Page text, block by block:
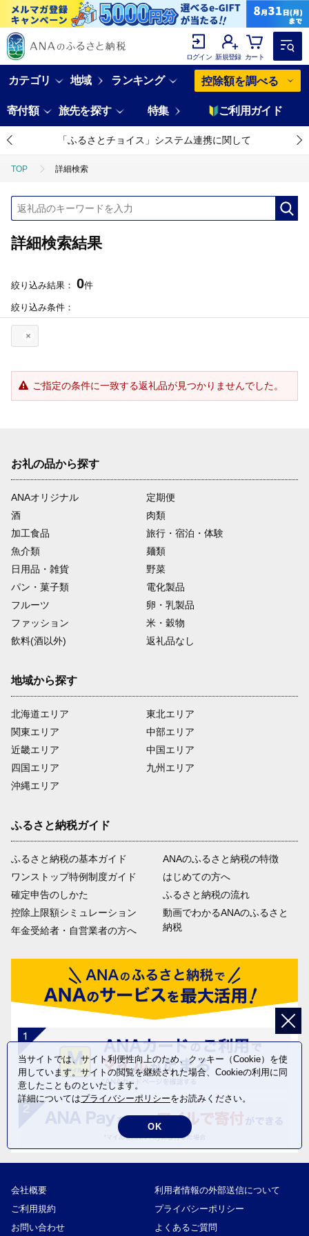
ログイン 新規登録 カート
カテゴリ 地域 ランキング 控除額を調べる
寄付額 旅先を探す 特集 ご利用ガイド
「ふるさとチョイス」システム連携に関して
TOP 詳細検索
詳細検索結果
絞り込み結果： 0件
絞り込み条件：
ご指定の条件に一致する返礼品が見つかりませんでした。
お礼の品から探す
ANAオリジナル
定期便
酒
肉類
加工食品
旅行・宿泊・体験
魚介類
麺類
日用品・雑貨
野菜
パン・菓子類
電化製品
フルーツ
卵・乳製品
ファッション
米・穀物
飲料(酒以外)
返礼品なし
地域から探す
北海道エリア
関東エリア
近畿エリア
四国エリア
沖縄エリア
東北エリア
中部エリア
中国エリア
九州エリア
ふるさと納税ガイド
ふるさと納税の基本ガイド
ワンストップ特例制度ガイド
確定申告のしかた
控除上限額シミュレーション
年金受給者・自営業者の方へ
ANAのふるさと納税の特徴
はじめての方へ
ふるさと納税の流れ
動画でわかるANAのふるさと
納税
会社概要
利用者情報の外部送信について
ご利用規約
プライバシーポリシー
お問い合わせ
よくあるご質問
当サイトでは、サイト利便性向上のため、クッキー（Cookie）を使
用しています。サイトの閲覧を継続された場合、Cookieの利用に同
意したことものといたします。
詳細についてはプライバシーポリシーをお読みください。
OK